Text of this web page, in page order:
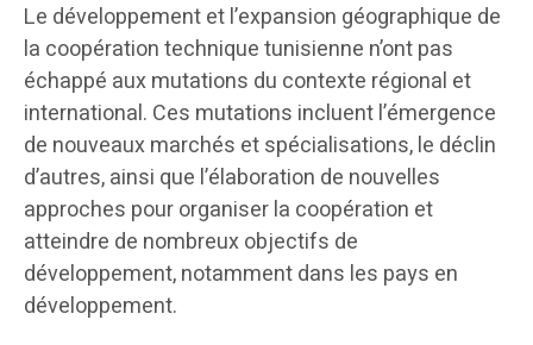
Le développement et l’expansion géographique de
la coopération technique tunisienne n’ont pas
échappé aux mutations du contexte régional et
international. Ces mutations incluent l’émergence
de nouveaux marchés et spécialisations, le déclin
d’autres, ainsi que l’élaboration de nouvelles
approches pour organiser la coopération et
atteindre de nombreux objectifs de
développement, notamment dans les pays en
développement.